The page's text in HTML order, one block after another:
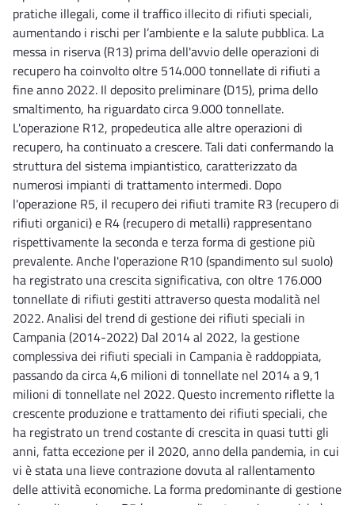
pratiche illegali, come il traffico illecito di rifiuti speciali,
aumentando i rischi per l’ambiente e la salute pubblica. La
messa in riserva (R13) prima dell'avvio delle operazioni di
recupero ha coinvolto oltre 514.000 tonnellate di rifiuti a
fine anno 2022. Il deposito preliminare (D15), prima dello
smaltimento, ha riguardato circa 9.000 tonnellate.
L'operazione R12, propedeutica alle altre operazioni di
recupero, ha continuato a crescere. Tali dati confermando la
struttura del sistema impiantistico, caratterizzato da
numerosi impianti di trattamento intermedi. Dopo
l'operazione R5, il recupero dei rifiuti tramite R3 (recupero di
rifiuti organici) e R4 (recupero di metalli) rappresentano
rispettivamente la seconda e terza forma di gestione più
prevalente. Anche l'operazione R10 (spandimento sul suolo)
ha registrato una crescita significativa, con oltre 176.000
tonnellate di rifiuti gestiti attraverso questa modalità nel
2022. Analisi del trend di gestione dei rifiuti speciali in
Campania (2014-2022) Dal 2014 al 2022, la gestione
complessiva dei rifiuti speciali in Campania è raddoppiata,
passando da circa 4,6 milioni di tonnellate nel 2014 a 9,1
milioni di tonnellate nel 2022. Questo incremento riflette la
crescente produzione e trattamento dei rifiuti speciali, che
ha registrato un trend costante di crescita in quasi tutti gli
anni, fatta eccezione per il 2020, anno della pandemia, in cui
vi è stata una lieve contrazione dovuta al rallentamento
delle attività economiche. La forma predominante di gestione